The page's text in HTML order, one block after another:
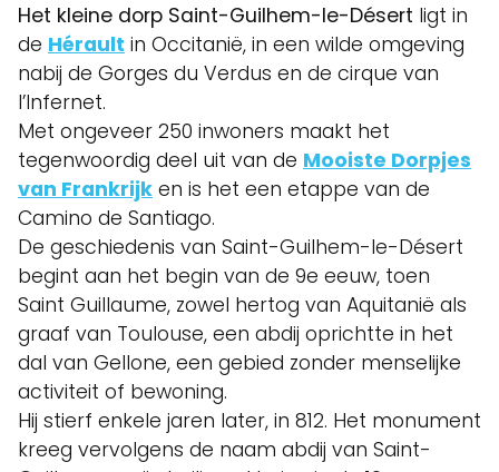
Het kleine dorp Saint-Guilhem-le-Désert ligt in
de Hérault in Occitanië, in een wilde omgeving
nabij de Gorges du Verdus en de cirque van
l’Infernet.
Met ongeveer 250 inwoners maakt het
tegenwoordig deel uit van de Mooiste Dorpjes
van Frankrijk en is het een etappe van de
Camino de Santiago.
De geschiedenis van Saint-Guilhem-le-Désert
begint aan het begin van de 9e eeuw, toen
Saint Guillaume, zowel hertog van Aquitanië als
graaf van Toulouse, een abdij oprichtte in het
dal van Gellone, een gebied zonder menselijke
activiteit of bewoning.
Hij stierf enkele jaren later, in 812. Het monument
kreeg vervolgens de naam abdij van Saint-